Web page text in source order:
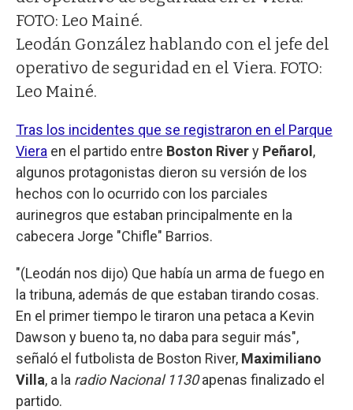
Leodán González hablando con el jefe del
operativo de seguridad en el Viera. FOTO:
Leo Mainé.
Tras los incidentes que se registraron en el Parque
Viera en el partido entre Boston Rivery Peñarol ,
algunos protagonistas dieron su versión de los
hechos con lo ocurrido con los parciales
aurinegros que estaban principalmente en la
cabecera Jorge "Chifle" Barrios.
"(Leodán nos dijo) Que había un arma de fuego en
la tribuna, además de que estaban tirando cosas.
En el primer tiempo le tiraron una petaca a Kevin
Dawson y bueno ta, no daba para seguir más",
señaló el futbolista de Boston River, Maximiliano
Villa, a la radio Nacional 1130apenas finalizado el
partido.